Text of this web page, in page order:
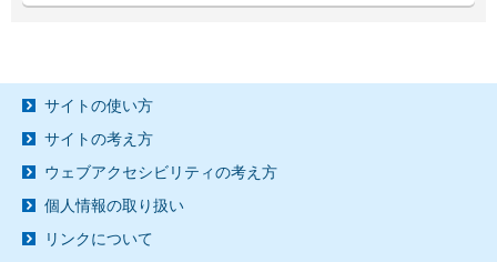
サイトの使い方
サイトの考え方
ウェブアクセシビリティの考え方
個人情報の取り扱い
リンクについて